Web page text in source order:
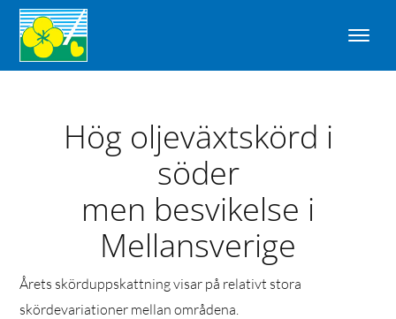
Hög oljeväxtskörd i
söder
men besvikelse i
Mellansverige
Årets skörduppskattning visar på relativt stora
skördevariationer mellan områdena.